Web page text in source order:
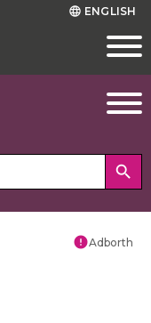
language ENGLISH
search
errorAdborth